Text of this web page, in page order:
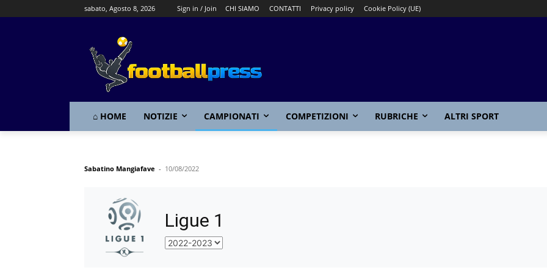
sabato, Agosto 8, 2026 Sign in / Join CHI SIAMO CONTATTI Privacy policy Cookie Policy (UE)
⌂ HOME NOTIZIE CAMPIONATI COMPETIZIONI RUBRICHE ALTRI SPORT
Sabatino Mangiafave - 10/08/2022
Ligue 1